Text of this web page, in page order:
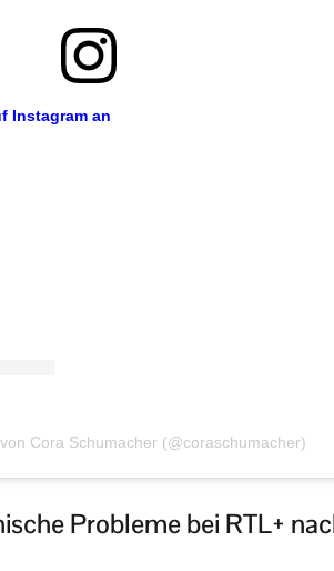
Instagram an
Cora Schumacher (@coraschumacher)
Probleme bei RTL+